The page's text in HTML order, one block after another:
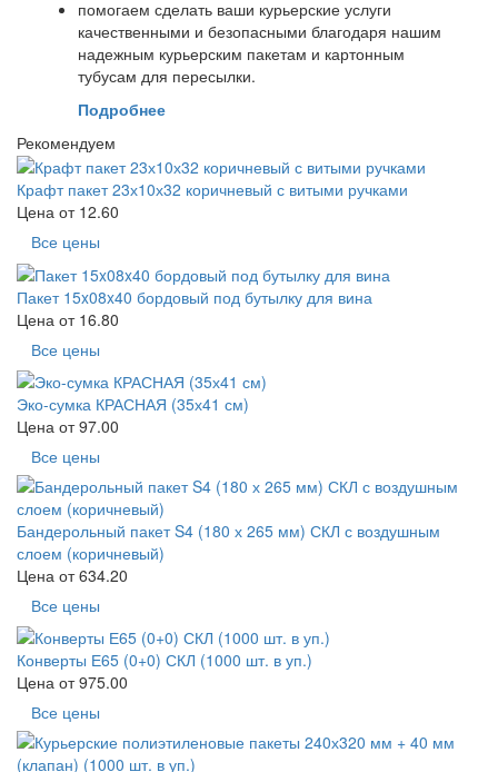
помогаем сделать ваши курьерские услуги
качественными и безопасными благодаря нашим
надежным курьерским пакетам и картонным
тубусам для пересылки.
Подробнее
Рекомендуем
Крафт пакет 23х10х32 коричневый с витыми ручками
Цена от 12.60
Все цены
Пакет 15x08x40 бордовый под бутылку для вина
Цена от 16.80
Все цены
Эко-сумка КРАСНАЯ (35х41 см)
Цена от97.00
Все цены
Бандерольный пакет S4 (180 х 265 мм) СКЛ с воздушным
слоем (коричневый)
Цена от634.20
Все цены
Конверты Е65 (0+0) СКЛ (1000 шт. в уп.)
Цена от975.00
Все цены